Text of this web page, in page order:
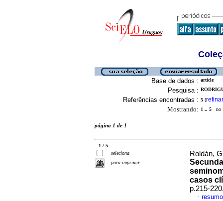
Base de dados : article
Pesquisa :
Referências encontradas : 5 [refinar
Mostrando: 1 .. 5 no
página 1 de 1
1 / 5
seleciona
para imprimir
Roldán,
casos
p.215-
·